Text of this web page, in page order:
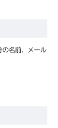
の名前、メール